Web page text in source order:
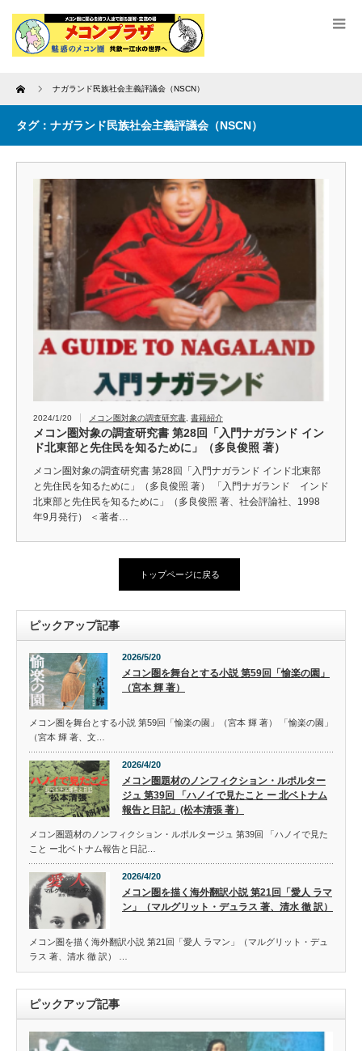
Home ナガランド民族社会主義評議会（NSCN）
タグ：ナガランド民族社会主義評議会（NSCN）
2024/1/20 メコン圏対象の調査研究書 書籍紹介
メコン圏対象の調査研究書 第28回「入門ナガランド イン
ド北東部と先住民を知るために」（多良俊照 著）
メコン圏対象の調査研究書 第28回「入門ナガランド インド北東部
と先住民を知るために」（多良俊照 著） 「入門ナガランド インド
北東部と先住民を知るために」（多良俊照 著、社会評論社、1998
年9月発行） ＜著者…
トップページに戻る
ピックアップ記事
2026/5/20
メコン圏を舞台とする小説 第59回「愉楽の園」
（宮本 輝 著）
メコン圏を舞台とする小説 第59回「愉楽の園」（宮本 輝 著） 「愉楽の園」
（宮本 輝 著、文…
2026/4/20
メコン圏題材のノンフィクション・ルポルター
ジュ 第39回 「ハノイで見たこと ー 北ベトナム
報告と日記」(松本清張 著）
メコン圏題材のノンフィクション・ルポルタージュ 第39回 「ハノイで見た
こと ー北ベトナム報告と日記…
2026/4/20
メコン圏を描く海外翻訳小説 第21回「愛人 ラマ
ン」（マルグリット・デュラス 著、清水 徹 訳）
メコン圏を描く海外翻訳小説 第21回「愛人 ラマン」（マルグリット・デュ
ラス 著、清水 徹 訳） …
ピックアップ記事